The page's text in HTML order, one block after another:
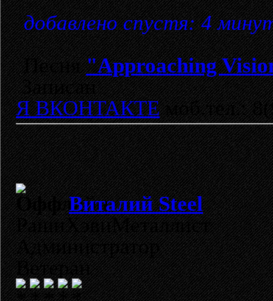
добавлено спустя: 4
Песня"Approaching
Записан
Я ВКОНТАКТЕмоб.тел.:
Виталий Steel
РашнХэвиМеталлист
Администратор
Ветеран